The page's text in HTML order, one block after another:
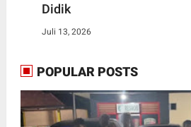
Didik
Juli 13, 2026
POPULAR POSTS